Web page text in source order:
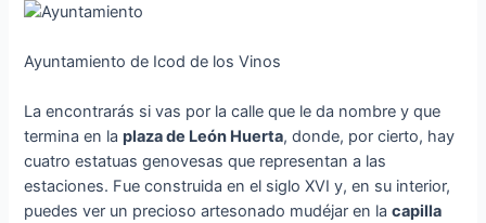
Ayuntamiento de Icod de los Vinos
La encontrarás si vas por la calle que le da nombre y que
termina en laplaza de León Huerta, donde, por cierto, hay
cuatro estatuas genovesas que representan a las
estaciones. Fue construida en el siglo XVI y, en su interior,
puedes ver un precioso artesonado mudéjar en lacapilla